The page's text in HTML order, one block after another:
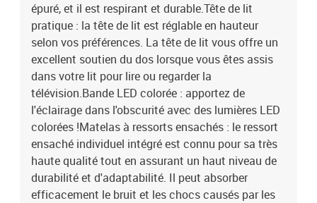
épuré, et il est respirant et durable.Tête de lit
pratique : la tête de lit est réglable en hauteur
selon vos préférences. La tête de lit vous offre un
excellent soutien du dos lorsque vous êtes assis
dans votre lit pour lire ou regarder la
télévision.Bande LED colorée : apportez de
l'éclairage dans l'obscurité avec des lumières LED
colorées !Matelas à ressorts ensachés : le ressort
ensaché individuel intégré est connu pour sa très
haute qualité tout en assurant un haut niveau de
durabilité et d'adaptabilité. Il peut absorber
efficacement le bruit et les chocs causés par les